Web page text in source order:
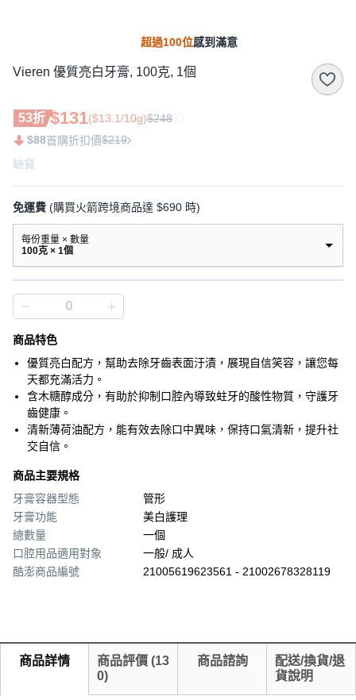
超過100位感到滿意
Vieren 優質亮白牙膏, 100克, 1個
53折 $131($13.1/10g)$248
$88首購折扣價$219
缺貨
免運費 (購買火箭跨境商品達 $690 時)
每份重量 × 數量
100克 × 1個
商品特色
優質亮白配方，幫助去除牙齒表面汙漬，展現自信笑容，讓您每
天都充滿活力。
含木糖醇成分，有助於抑制口腔內導致蛀牙的酸性物質，守護牙
齒健康。
清新薄荷油配方，能有效去除口中異味，保持口氣清新，提升社
交自信。
商品主要規格
牙膏容器型態
管形
牙膏功能
美白護理
總數量
一個
口腔用品適用對象
一般/ 成人
酷澎商品編號
21005619623561 - 21002678328119
商品詳情 商品評價 (13
0)
商品諮詢
配送/換貨/退
貨說明